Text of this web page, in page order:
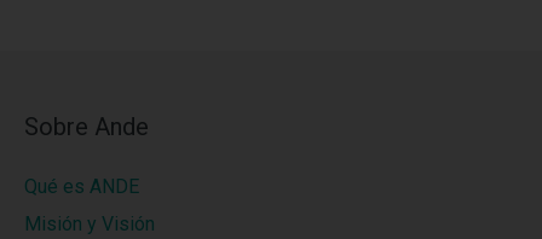
Sobre Ande
Qué es ANDE
Misión y Visión